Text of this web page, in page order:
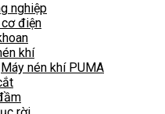
nghiệp
điện
khí
Máy nén khí PUMA